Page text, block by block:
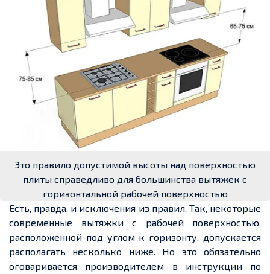
Это правило допустимой высоты над поверхностью
плиты справедливо для большинства вытяжек с
горизонтальной рабочей поверхностью
Есть, правда, и исключения из правил. Так, некоторые
современные вытяжки с рабочей поверхностью,
расположенной под углом к горизонту, допускается
располагать несколько ниже. Но это обязательно
оговаривается производителем в инструкции по